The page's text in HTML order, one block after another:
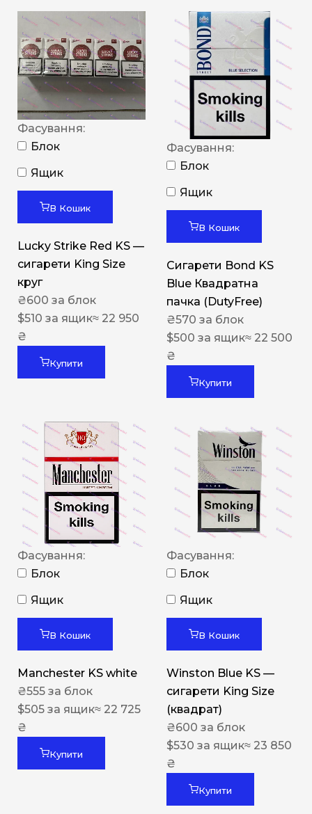
Фасування:
Блок
Ящик
В Кошик
Lucky Strike Red KS —
сигарети King Size
круг
₴600 за блок
$510 за ящик≈ 22 950
₴
Купити
Фасування:
Блок
Ящик
В Кошик
Сигарети Bond KS
Blue Квадратна
пачка (DutyFree)
₴570 за блок
$500 за ящик≈ 22 500
₴
Купити
Фасування:
Блок
Ящик
В Кошик
Manchester KS white
₴555 за блок
$505 за ящик≈ 22 725
₴
Купити
Фасування:
Блок
Ящик
В Кошик
Winston Blue KS —
сигарети King Size
(квадрат)
₴600 за блок
$530 за ящик≈ 23 850
₴
Купити